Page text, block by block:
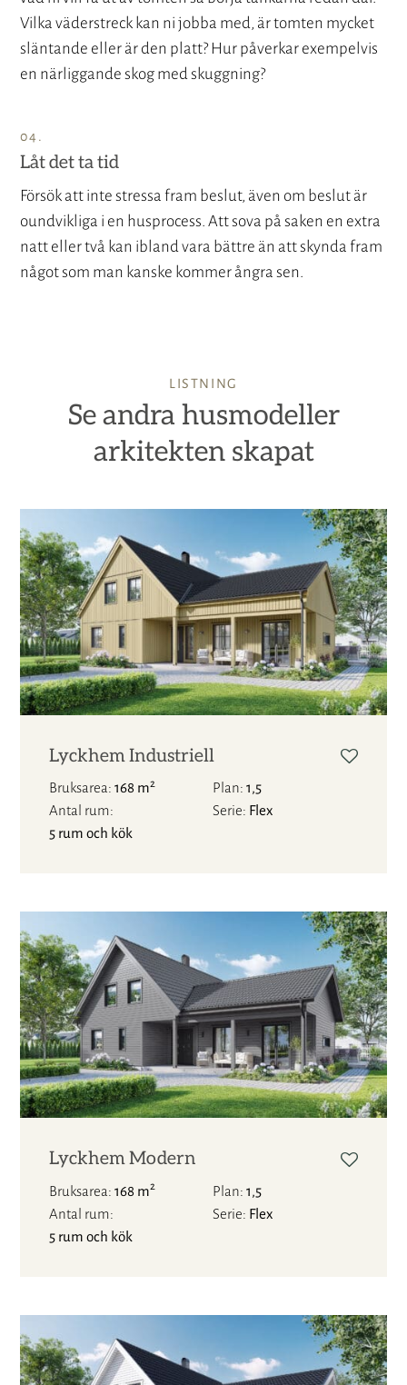
Vilka väderstreck kan ni jobba med, är tomten mycket
släntande eller är den platt? Hur påverkar exempelvis
en närliggande skog med skuggning?
Låt det ta tid
Försök att inte stressa fram beslut, även om beslut är
oundvikliga i en husprocess. Att sova på saken en extra
natt eller två kan ibland vara bättre än att skynda fram
något som man kanske kommer ångra sen.
LISTNING
Se andra husmodeller
arkitekten skapat
Lyckhem Industriell
Bruksarea 168 m2 Plan 1,5
Antal rum
5 rum och kök
Serie Flex
Lyckhem Modern
Bruksarea 168 m2 Plan 1,5
Antal rum
5 rum och kök
Serie Flex